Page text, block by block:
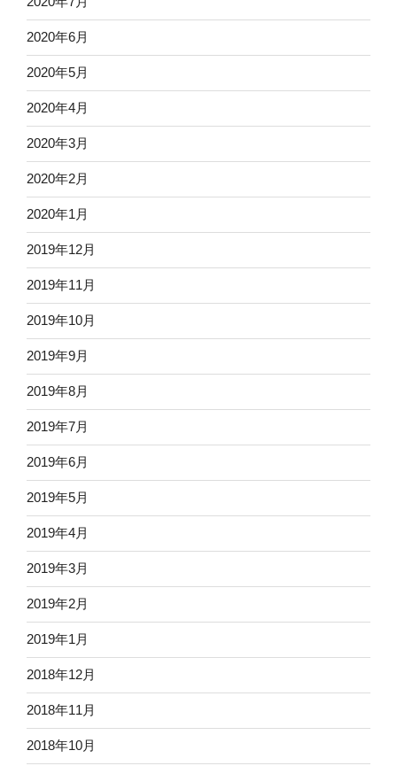
2020年6月
2020年5月
2020年4月
2020年3月
2020年2月
2020年1月
2019年12月
2019年11月
2019年10月
2019年9月
2019年8月
2019年7月
2019年6月
2019年5月
2019年4月
2019年3月
2019年2月
2019年1月
2018年12月
2018年11月
2018年10月